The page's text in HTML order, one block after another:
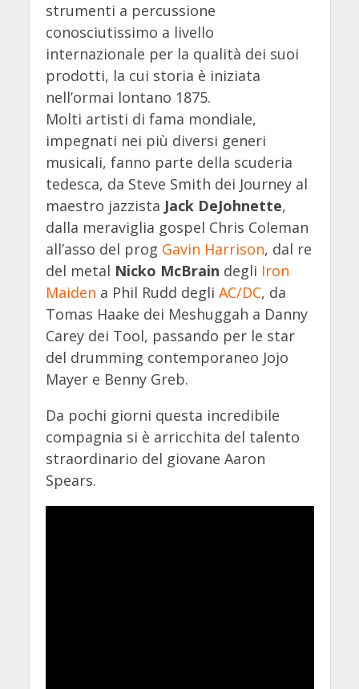
strumenti a percussione
conosciutissimo a livello
internazionale per la qualità dei suoi
prodotti, la cui storia è iniziata
nell’ormai lontano 1875.
Molti artisti di fama mondiale,
impegnati nei più diversi generi
musicali, fanno parte della scuderia
tedesca, da Steve Smith dei Journey al
maestro jazzista Jack DeJohnette,
dalla meraviglia gospel Chris Coleman
all’asso del prog Gavin Harrison, dal re
del metal Nicko McBrain degli Iron
Maiden a Phil Rudd degli AC/DC, da
Tomas Haake dei Meshuggah a Danny
Carey dei Tool, passando per le star
del drumming contemporaneo Jojo
Mayer e Benny Greb.
Da pochi giorni questa incredibile
compagnia si è arricchita del talento
straordinario del giovane Aaron
Spears.